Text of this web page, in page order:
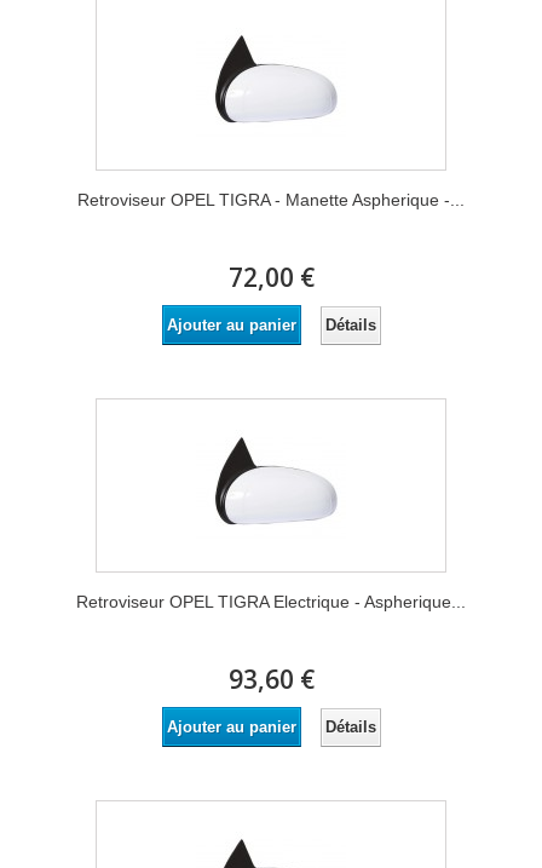
Retroviseur OPEL TIGRA - Manette Aspherique -...
72,00 €
Ajouter au panier Détails
Retroviseur OPEL TIGRA Electrique - Aspherique...
93,60 €
Ajouter au panier Détails